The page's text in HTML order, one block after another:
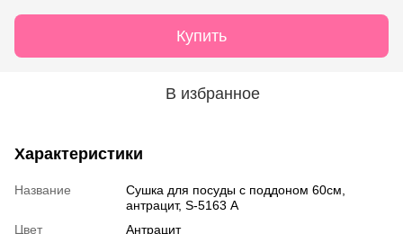
Купить
В избранное
Характеристики
Название
Сушка для посуды с поддоном 60см,
антрацит, S-5163 А
Цвет
Антрацит